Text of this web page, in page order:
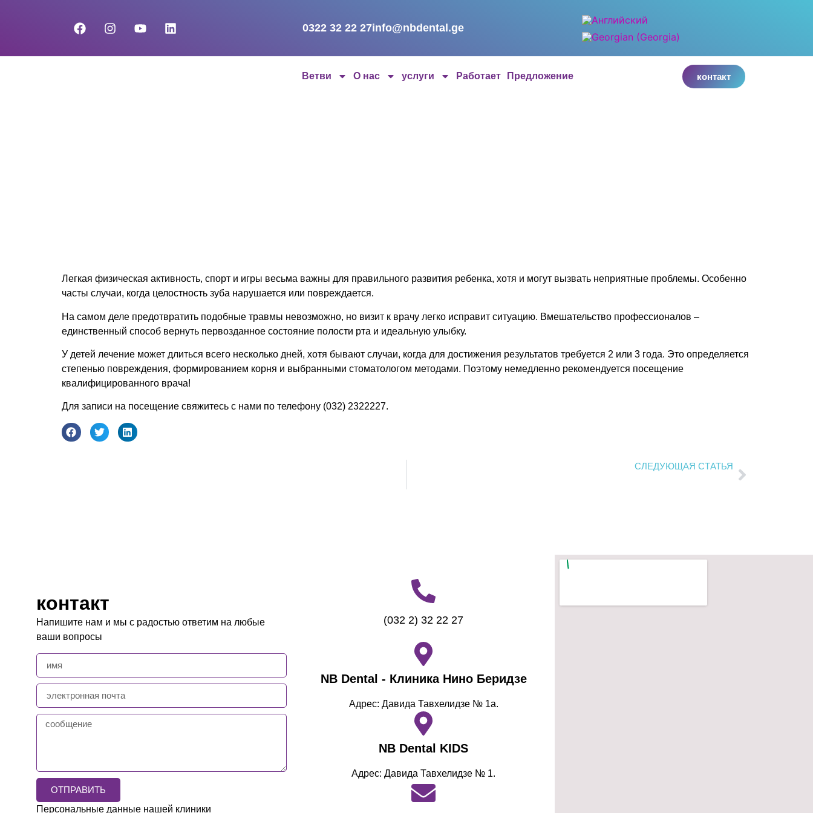
0322 32 22 27info@nbdental.ge
Ветви О нас услуги Работает Предложение контакт
Легкая физическая активность, спорт и игры весьма важны для правильного развития ребенка, хотя и могут вызвать неприятные проблемы. Особенно
часты случаи, когда целостность зуба нарушается или повреждается.
На самом деле предотвратить подобные травмы невозможно, но визит к врачу легко исправит ситуацию. Вмешательство профессионалов –
единственный способ вернуть первозданное состояние полости рта и идеальную улыбку.
У детей лечение может длиться всего несколько дней, хотя бывают случаи, когда для достижения результатов требуется 2 или 3 года. Это определяется
степенью повреждения, формированием корня и выбранными стоматологом методами. Поэтому немедленно рекомендуется посещение
квалифицированного врача!
Для записи на посещение свяжитесь с нами по телефону (032) 2322227.
СЛЕДУЮЩАЯ СТАТЬЯ
контакт
Напишите нам и мы с радостью ответим на любые
ваши вопросы
ОТПРАВИТЬ
Персональные данные нашей клиники
(032 2) 32 22 27
NB Dental - Клиника Нино Беридзе
Адрес: Давида Тавхелидзе № 1а.
NB Dental KIDS
Адрес: Давида Тавхелидзе № 1.